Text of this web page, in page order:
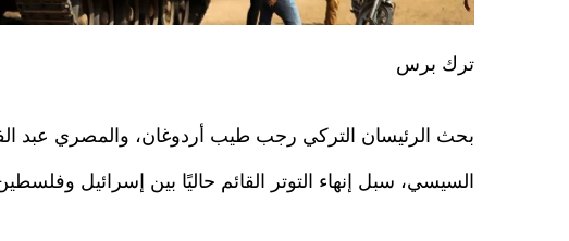
ترك برس
بحث الرئيسان التركي رجب طيب أردوغان، والمصري عبد
السيسي، سبل إنهاء التوتر القائم حاليًا بين إسرائيل